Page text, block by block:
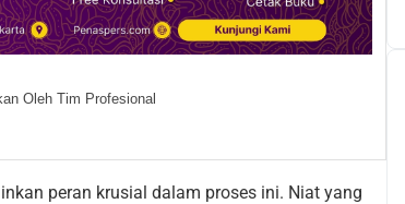
Oleh Tim Profesional
peran krusial dalam proses ini. Niat yang